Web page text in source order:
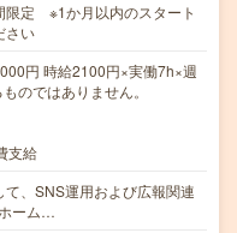
限定 ※1か月以内のスタート
さい
円 時給2100円×実働7h×週
のではありません。
支給
、SNS運用および広報関連
ーム…